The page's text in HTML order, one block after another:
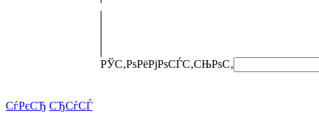
РЎС‚РѕРёРјРѕСЃС‚СЊРѕС‚
СѓРєСЂ СЂСѓСЃ